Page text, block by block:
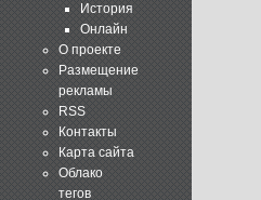
История
Онлайн
О проекте
Размещение
рекламы
RSS
Контакты
Карта сайта
Облако
тегов